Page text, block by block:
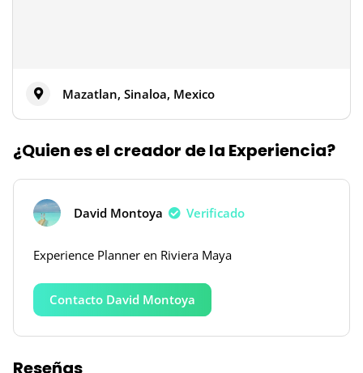
Mazatlan, Sinaloa, Mexico
¿Quien es el creador de la Experiencia?
David Montoya Verificado
Experience Planner en Riviera Maya
Contacto David Montoya
Reseñas